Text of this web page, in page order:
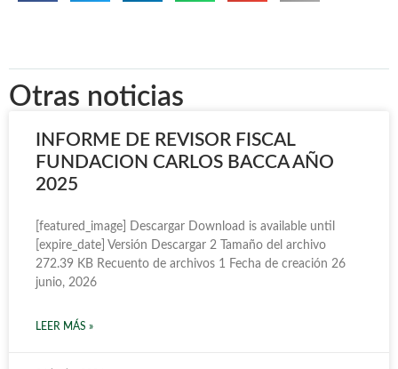
Otras noticias
INFORME DE REVISOR FISCAL
FUNDACION CARLOS BACCA AÑO
2025
[featured_image] Descargar Download is available until
[expire_date] Versión Descargar 2 Tamaño del archivo
272.39 KB Recuento de archivos 1 Fecha de creación 26
junio, 2026
LEER MÁS »